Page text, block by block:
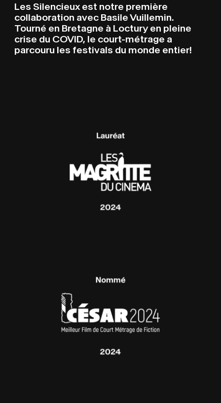
Les Silencieux est notre première
collaboration avec Basile Vuillemin.
Tourné en Bretagne à Loctury en pleine
crise du COVID, le court-métrage a
parcouru les festivals du monde entier!